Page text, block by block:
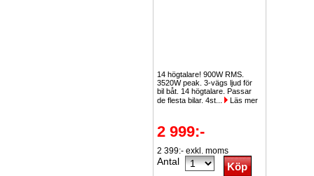
14 högtalare! 900W RMS.
3520W peak. 3-vägs ljud för
bil båt. 14 högtalare. Passar
de flesta bilar. 4st...
Läs mer
2 999:-
2 399:- exkl. moms
Antal